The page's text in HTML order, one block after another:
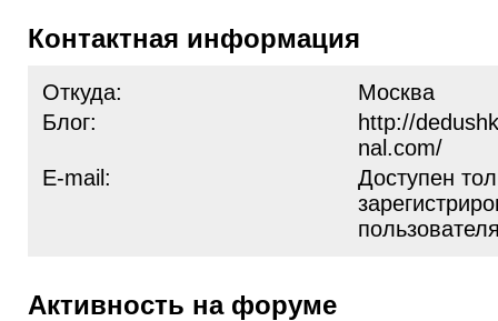
Контактная информация
Откуда:
Москва
Блог:
http://
nal.com/
E-mail:
Доступен
Активность на форуме